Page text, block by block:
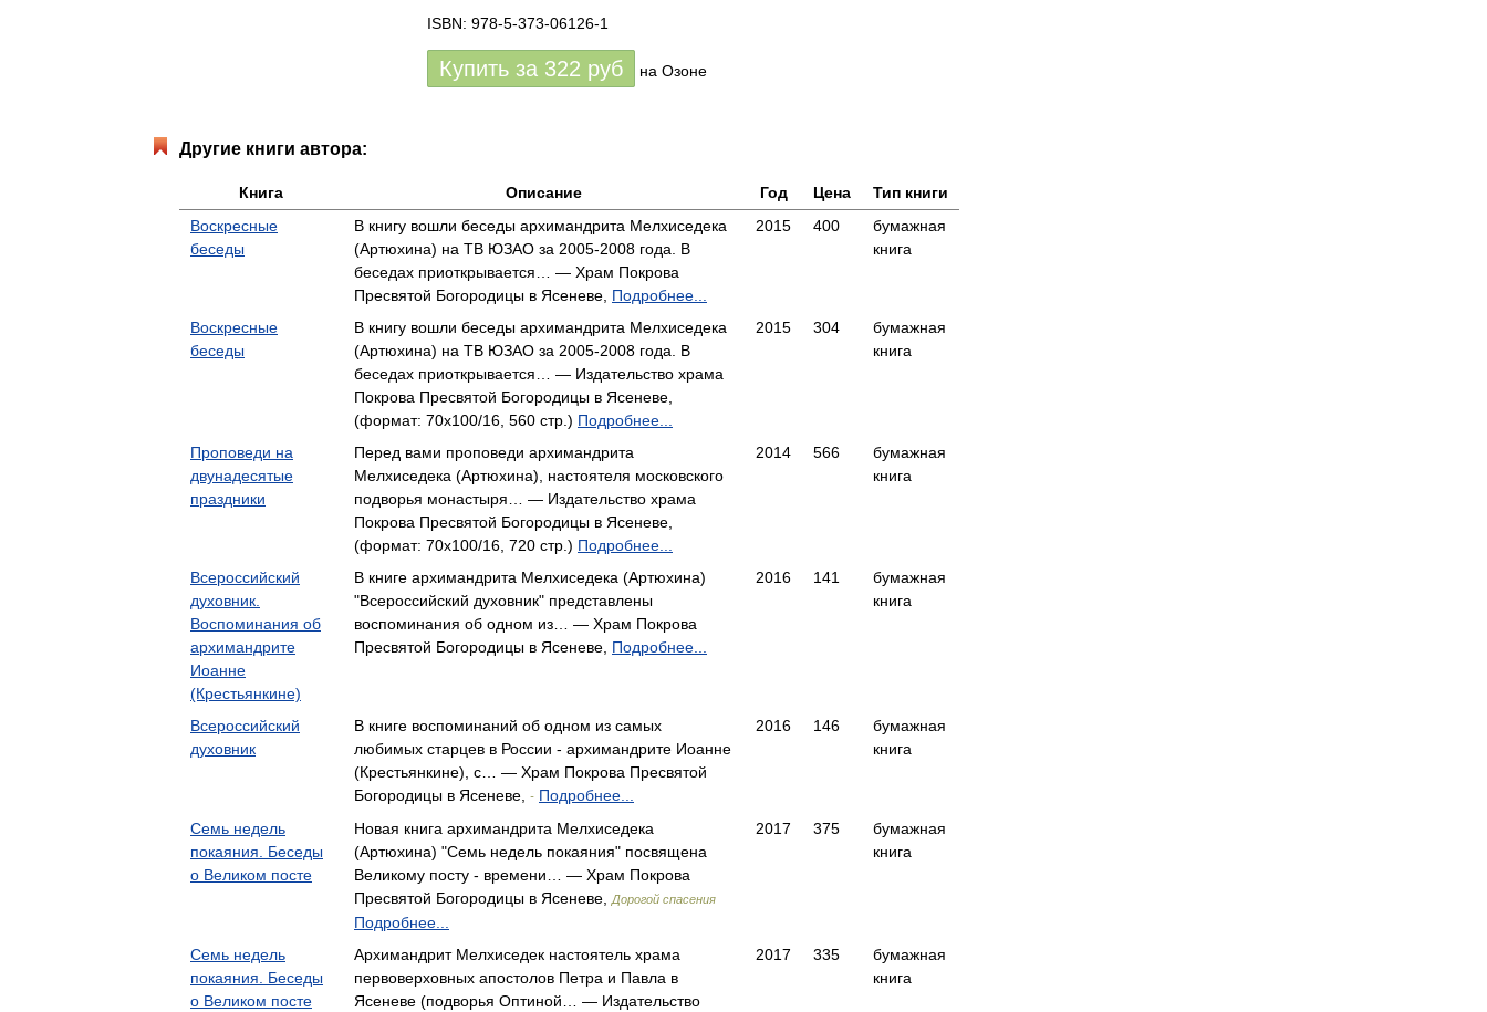
ISBN: 978-5-373-06126-1
Купить за 322 руб на Озоне
Другие книги автора:
Книга Описание Год Цена
Тип книги
Воскресные
беседы
В книгу вошли беседы архимандрита Мелхиседека
(Артюхина) на ТВ ЮЗАО за 2005-2008 года. В
беседах приоткрывается… — Храм Покрова
Пресвятой Богородицы в Ясеневе, Подробнее...
2015 400
бумажная
книга
Воскресные
беседы
В книгу вошли беседы архимандрита Мелхиседека
(Артюхина) на ТВ ЮЗАО за 2005-2008 года. В
беседах приоткрывается… — Издательство храма
Покрова Пресвятой Богородицы в Ясеневе,
(формат: 70x100/16, 560 стр.) Подробнее...
2015 304
бумажная
книга
Проповеди на
двунадесятые
праздники
Перед вами проповеди архимандрита
Мелхиседека (Артюхина), настоятеля московского
подворья монастыря… — Издательство храма
Покрова Пресвятой Богородицы в Ясеневе,
(формат: 70x100/16, 720 стр.) Подробнее...
2014 566
бумажная
книга
Всероссийский
духовник.
Воспоминания об
архимандрите
Иоанне
(Крестьянкине)
В книге архимандрита Мелхиседека (Артюхина)
"Всероссийский духовник" представлены
воспоминания об одном из… — Храм Покрова
Пресвятой Богородицы в Ясеневе, Подробнее...
2016 141
бумажная
книга
Всероссийский
духовник
В книге воспоминаний об одном из самых
любимых старцев в России - архимандрите Иоанне
(Крестьянкине), с… — Храм Покрова Пресвятой
Богородицы в Ясеневе,
- Подробнее...
2016 146
бумажная
книга
Семь недель
покаяния. Беседы
о Великом посте
Новая книга архимандрита Мелхиседека
(Артюхина) "Семь недель покаяния" посвящена
Великому посту - времени… — Храм Покрова
Пресвятой Богородицы в Ясеневе,
Дорогой спасения
Подробнее...
2017 375
бумажная
книга
Семь недель
покаяния. Беседы
о Великом посте
Архимандрит Мелхиседек настоятель храма
первоверховных апостолов Петра и Павла в
Ясеневе (подворья Оптиной… — Издательство
2017 335
бумажная
книга